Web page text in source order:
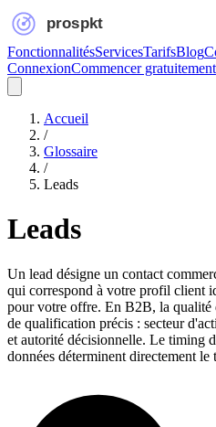
FonctionnalitésServicesTarifsBlog
ConnexionCommencer gratuitement
Accueil
/
Glossaire
/
Leads
Leads
Un lead désigne un contact
qui correspond à votre profil client
pour votre offre. En B2B, la qualité
de qualification précis : secteur
et autorité décisionnelle. Le timing
données déterminent directement le